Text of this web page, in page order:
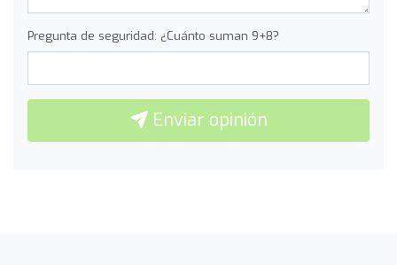
Pregunta de seguridad: ¿Cuánto suman 9+8?
Enviar opinión